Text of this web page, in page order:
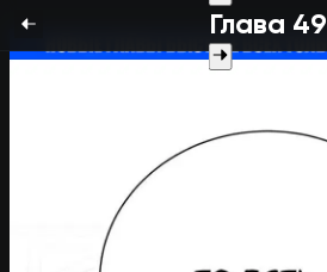
Глава 49